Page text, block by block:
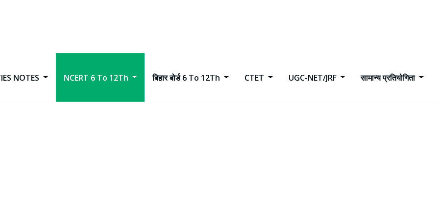
NOTES NCERT 6 To 12Th बिहार बोर्ड 6 To 12Th CTET UGC-NET/JRF सामान्य प्रतियोगिता